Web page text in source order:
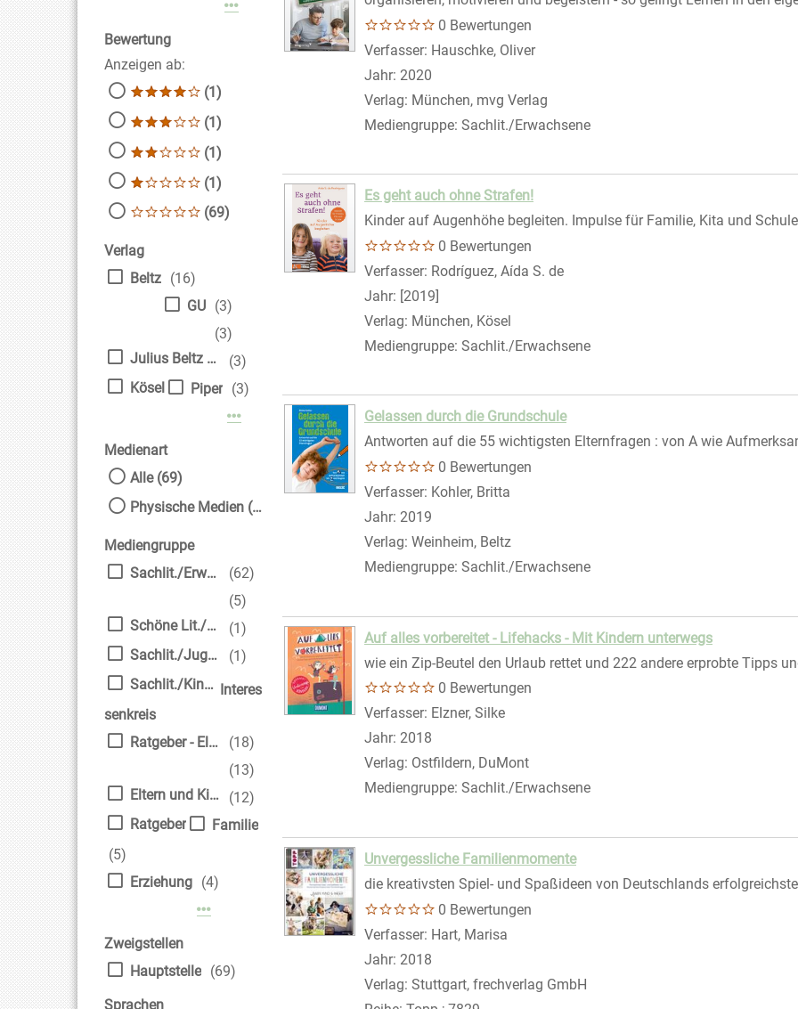
Mehr Jahr-Filter anzeigen
Bewertung
Anzeigen ab:
(1)
(1)
(1)
(1)
(69)
Verlag
Beltz (16)
GU (3)
Julius Beltz GmbH & Co. KG
(3)
Kösel
(3)
Piper (3)
Mehr Verlag-Filter anzeigen
Medienart
Alle (69)
Physische Medien (69)
Mediengruppe
Sachlit./Erwachsene
(62)
Schöne Lit./Kinder
(5)
Sachlit./Jugendliche
(1)
Sachlit./Kinder
(1)
Interes
senkreis
Ratgeber - Eltern und Kind
(18)
Eltern und Kind
(13)
Ratgeber
(12)
Familie
(5)
Erziehung (4)
Mehr Interessenkreis-Filter anzeigen
Zweigstellen
Hauptstelle (69)
Sprachen
0 Bewertungen
Verfasser: Hauschke, OliverSuche nach diesem Verfasser
Jahr: 2020
Verlag: München, mvg Verlag
Mediengruppe: Sachlit./Erwachsene
Es geht auch ohne Strafen!
Kinder auf Augenhöhe begleiten. Impulse für Familie, Kita und Schule
0 Bewertungen
Verfasser: Rodríguez, Aída S. de
Jahr: [2019]
Verlag: München, Kösel
Mediengruppe: Sachlit./Erwachsene
Gelassen durch die Grundschule
Antworten auf die 55 wichtigsten Elternfragen : von A wie
0 Bewertungen
Verfasser: Kohler, Britta
Jahr: 2019
Verlag: Weinheim, Beltz
Mediengruppe: Sachlit./Erwachsene
Auf alles vorbereitet - Lifehacks - Mit Kindern unterwegs
wie ein Zip-Beutel den Urlaub rettet und 222 andere erprobte Tipps
0 Bewertungen
Verfasser: Elzner, Silke
Jahr: 2018
Verlag: Ostfildern, DuMont
Mediengruppe: Sachlit./Erwachsene
Unvergessliche Familienmomente
die kreativsten Spiel- und Spaßideen von Deutschlands
0 Bewertungen
Verfasser: Hart, Marisa
Jahr: 2018
Verlag: Stuttgart, frechverlag GmbH